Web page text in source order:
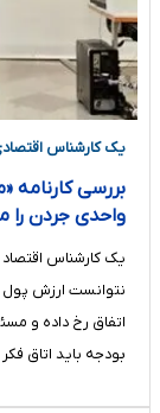
یک کارشناس
واحدی جردن را
یک کارشناس
نتوانست ارزش پول
اتفاق رخ داده و
بودجه باید اتاق